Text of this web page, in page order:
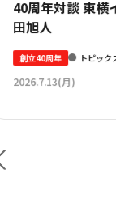
75分寝
夏のエア
ショッピング